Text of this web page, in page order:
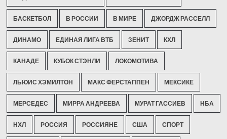
БАСКЕТБОЛ В РОССИИ В МИРЕ ДЖОРДЖ РАССЕЛЛ
ДИНАМО ЕДИНАЯ ЛИГА ВТБ ЗЕНИТ КХЛ
КАНАДЕ КУБОК СТЭНЛИ ЛОКОМОТИВА
ЛЬЮИС ХЭМИЛТОН МАКС ФЕРСТАППЕН МЕКСИКЕ
МЕРСЕДЕС МИРРА АНДРЕЕВА МУРАТ ГАССИЕВ НБА
НХЛ РОССИЯ РОССИЯНЕ США СПОРТ